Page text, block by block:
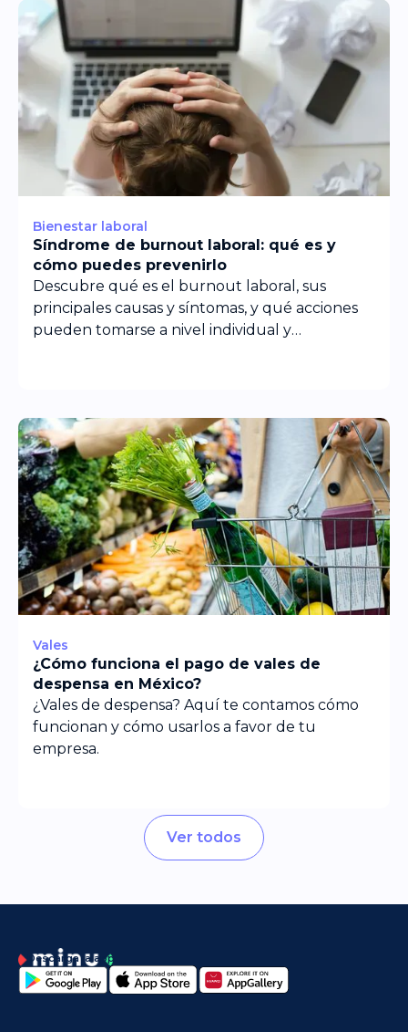
Bienestar laboral
Síndrome de burnout laboral: qué es y
cómo puedes prevenirlo
Descubre qué es el burnout laboral, sus
principales causas y síntomas, y qué acciones
pueden tomarse a nivel individual y
Vales
¿Cómo funciona el pago de vales de
despensa en México?
¿Vales de despensa? Aquí te contamos cómo
funcionan y cómo usarlos a favor de tu
empresa.
Ver todos
Descarga la app